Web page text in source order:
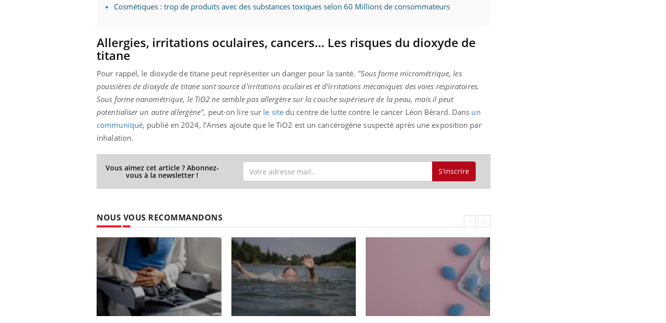
Cosmétiques : trop de produits avec des substances toxiques selon 60 Millions de consommateurs
Allergies, irritations oculaires, cancers… Les risques du dioxyde de
titane
Pour rappel, le dioxyde de titane peut représenter un danger pour la santé. "Sous forme micrométrique, les
poussières de dioxyde de titane sont source d’irritations oculaires et d’irritations mécaniques des voies respiratoires.
Sous forme nanométrique, le TiO2 ne semble pas allergène sur la couche supérieure de la peau, mais il peut
potentialiser un autre allergène", peut-on lire sur le sitedu centre de lutte contre le cancer Léon Bérard. Dans un
communiqué, publié en 2024, l’Anses ajoute que le TiO2 est un cancérogène suspecté après une exposition par
inhalation.
Vous aimez cet article ? Abonnez-
vous à la newsletter ! S'inscrire
NOUS VOUS RECOMMANDONS